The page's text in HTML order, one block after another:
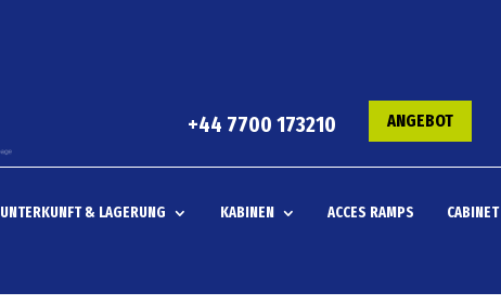
+44 7700 173210 ANGEBOT
UNTERKUNFT & LAGERUNG KABINEN ACCES RAMPS CABINET